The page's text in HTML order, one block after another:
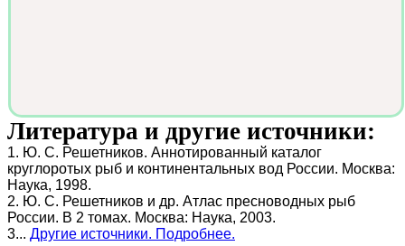
Литература и другие источники:
1. Ю. С. Решетников. Аннотированный каталог
круглоротых рыб и континентальных вод России. Москва:
Наука, 1998.
2. Ю. С. Решетников и др. Атлас пресноводных рыб
России. В 2 томах. Москва: Наука, 2003.
3... Другие источники. Подробнее.